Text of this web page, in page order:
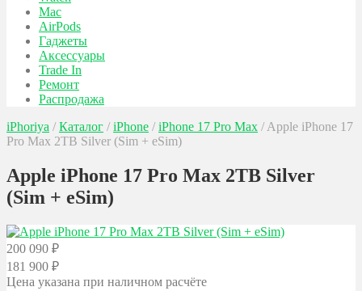
Mac
AirPods
Гаджеты
Аксессуары
Trade In
Ремонт
Распродажа
iPhoriya / Каталог / iPhone / iPhone 17 Pro Max / Apple iPhone 17
Pro Max 2TB Silver (Sim + eSim)
Apple iPhone 17 Pro Max 2TB Silver
(Sim + eSim)
200 090 ₽
181 900 ₽
Цена указана при наличном расчёте